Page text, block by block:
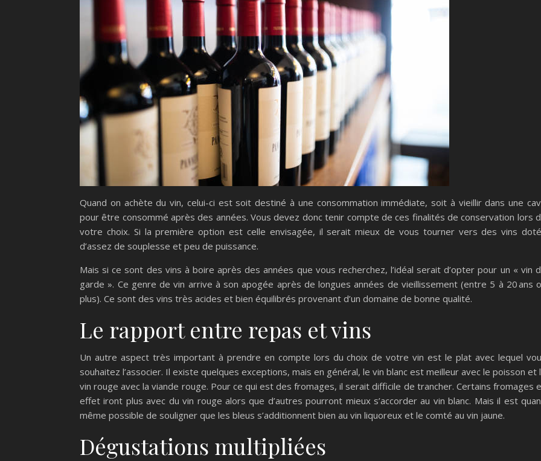
Quand on achète du vin, celui-ci est soit destiné à une consommation immédiate, soit à vieillir dans une
pour être consommé après des années. Vous devez donc tenir compte de ces finalités de conservation lors
votre choix. Si la première option est celle envisagée, il serait mieux de vous tourner vers des vins
d’assez de souplesse et peu de puissance.
Mais si ce sont des vins à boire après des années que vous recherchez, l’idéal serait d’opter pour un « vin
garde ». Ce genre de vin arrive à son apogée après de longues années de vieillissement (entre 5 à 20 ans
plus). Ce sont des vins très acides et bien équilibrés provenant d’un domaine de bonne qualité.
Le rapport entre repas et vins
Un autre aspect très important à prendre en compte lors du choix de votre vin est le plat avec lequel
souhaitez l’associer. Il existe quelques exceptions, mais en général, le vin blanc est meilleur avec le poisson et
vin rouge avec la viande rouge. Pour ce qui est des fromages, il serait difficile de trancher. Certains fromages
effet iront plus avec du vin rouge alors que d’autres pourront mieux s’accorder au vin blanc. Mais il est
même possible de souligner que les bleus s’additionnent bien au vin liquoreux et le comté au vin jaune.
Dégustations multipliées